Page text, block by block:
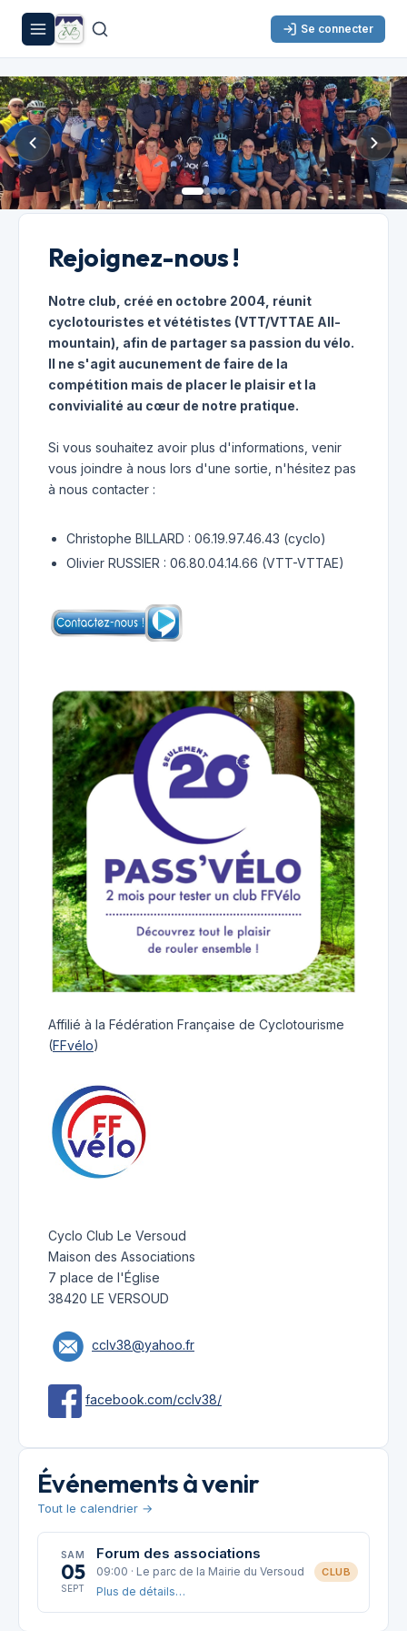
Se connecter
Rejoignez-nous !
Notre club, créé en octobre 2004, réunit
cyclotouristes et vététistes (VTT/VTTAE All-
mountain), afin de partager sa passion du vélo.
Il ne s'agit aucunement de faire de la
compétition mais de placer le plaisir et la
convivialité au cœur de notre pratique.
Si vous souhaitez avoir plus d'informations, venir
vous joindre à nous lors d'une sortie, n'hésitez pas
à nous contacter :
Christophe BILLARD : 06.19.97.46.43 (cyclo)
Olivier RUSSIER : 06.80.04.14.66 (VTT-VTTAE)
Affilié à la Fédération Française de Cyclotourisme
(FFvélo)
Cyclo Club Le Versoud
Maison des Associations
7 place de l'Église
38420 LE VERSOUD
cclv38@yahoo.fr
facebook.com/cclv38/
Événements à venir
Tout le calendrier →
SAM
05
SEPT
Forum des associations
09:00 · Le parc de la Mairie du Versoud
Plus de détails…
CLUB